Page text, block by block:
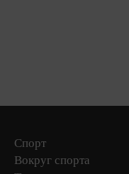
Спорт
Вокруг спорта